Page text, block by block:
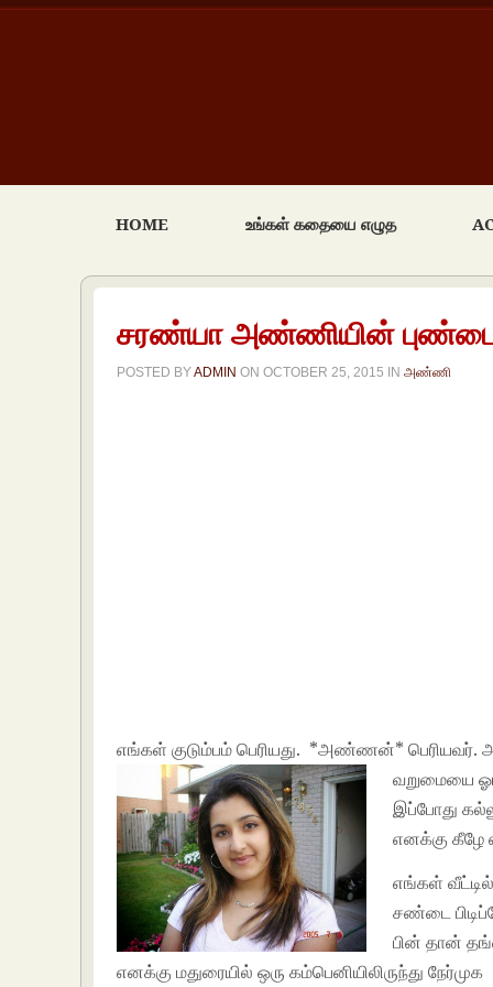
HOME உங்கள் கதையை எழுத
சரண்யா அண்ணியின் புண்டை
POSTED BYADMIN ONOCTOBER 25, 2015 INஅண்ணி
எங்கள் குடும்பம் பெரியது. *அண்ணன்*
வறுமையை
இப்போது
எனக்கு கீழே
எங்கள்
சண்டை
பின் தான்
எனக்கு மதுரையில் ஒரு கம்பெனியிலிருந்து நேர்முக